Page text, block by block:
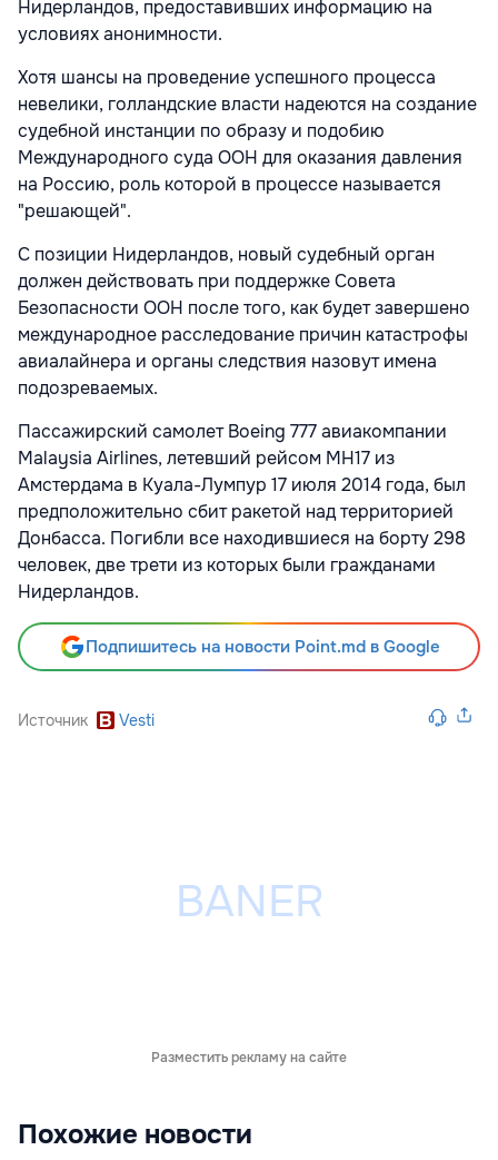
Нидерландов, предоставивших информацию на
условиях анонимности.
Хотя шансы на проведение успешного процесса
невелики, голландские власти надеются на создание
судебной инстанции по образу и подобию
Международного суда ООН для оказания давления
на Россию, роль которой в процессе называется
"решающей".
С позиции Нидерландов, новый судебный орган
должен действовать при поддержке Совета
Безопасности ООН после того, как будет завершено
международное расследование причин катастрофы
авиалайнера и органы следствия назовут имена
подозреваемых.
Пассажирский самолет Boeing 777 авиакомпании
Malaysia Airlines, летевший рейсом MH17 из
Амстердама в Куала-Лумпур 17 июля 2014 года, был
предположительно сбит ракетой над территорией
Донбасса. Погибли все находившиеся на борту 298
человек, две трети из которых были гражданами
Нидерландов.
Подпишитесь на новости Point.md в Google
Источник Vesti
Разместить рекламу на сайте
Похожие новости